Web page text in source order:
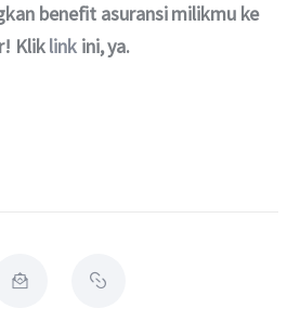
benefit asuransi milikmu ke
Klik link ini, ya.